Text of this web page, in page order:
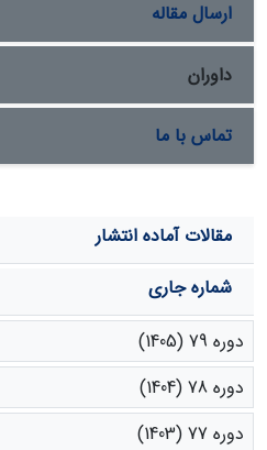
ارسال مقاله
داوران
تماس با ما
مقالات آماده انتشار
شماره جاری
دوره 79 (1405)
دوره 78 (1404)
دوره 77 (1403)